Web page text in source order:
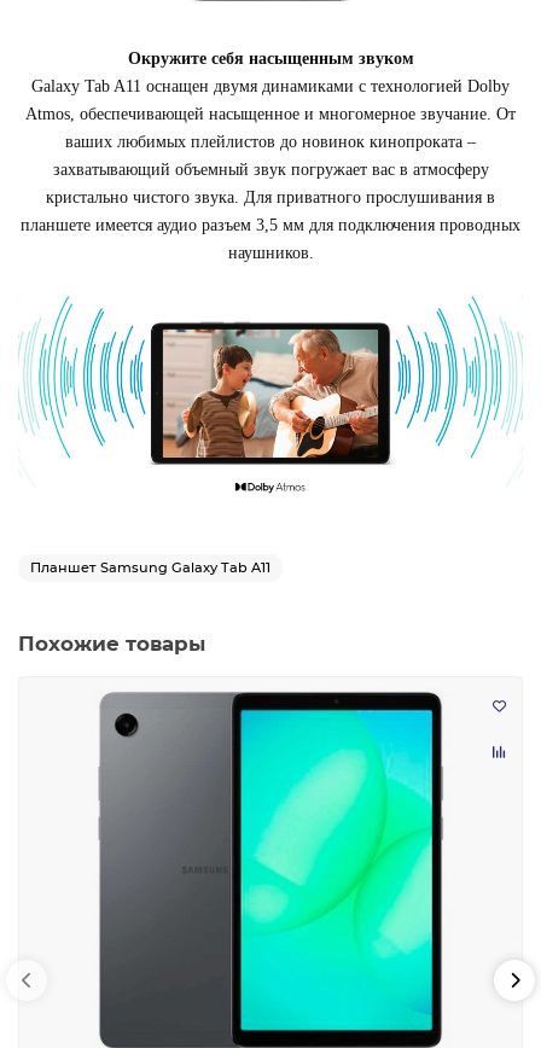
Окружите себя насыщенным звуком
Galaxy Tab A11 оснащен двумя динамиками с технологией Dolby
Atmos, обеспечивающей насыщенное и многомерное звучание. От
ваших любимых плейлистов до новинок кинопроката –
захватывающий объемный звук погружает вас в атмосферу
кристально чистого звука. Для приватного прослушивания в
планшете имеется аудио разъем 3,5 мм для подключения проводных
наушников.
Планшет Samsung Galaxy Tab A11
Похожие товары